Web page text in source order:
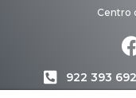
Centro
922 393 692